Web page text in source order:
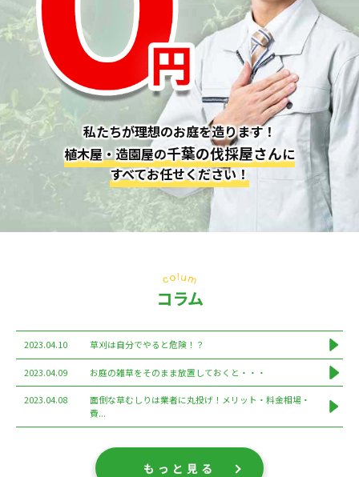
私たちが理想のお庭を造ります！
植木屋・造園屋の千葉の伐採屋さんに
すべてお任せください！
コラム
2023.04.10 草刈は自分でやると危険！？
2023.04.09 お庭の雑草をそのまま放置しておくと・・・
2023.04.08
面倒な草むしりは業者に丸投げ！メリット・料金相場・
費...
もっと見る